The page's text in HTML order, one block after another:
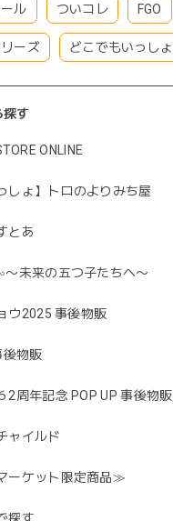
ル ついコレ FGO
ーズ どこでもいっしょ
探す
ONLINE
しょ】トロのよりみち屋
とあ
〜未来の五つ子たちへ〜
ウ2025 事後物販
後物販
2周年記念 POP UP 事後物販
ャイルド
ーケット限定商品≫
探す